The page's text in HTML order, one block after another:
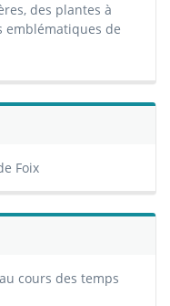
des plantes à
emblématiques de
Foix
cours des temps